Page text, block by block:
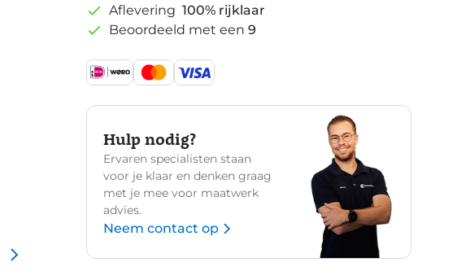
Aflevering 100% rijklaar
Beoordeeld met een 9
Hulp nodig?
Ervaren specialisten staan
voor je klaar en denken graag
met je mee voor maatwerk
advies.
Neem contact op